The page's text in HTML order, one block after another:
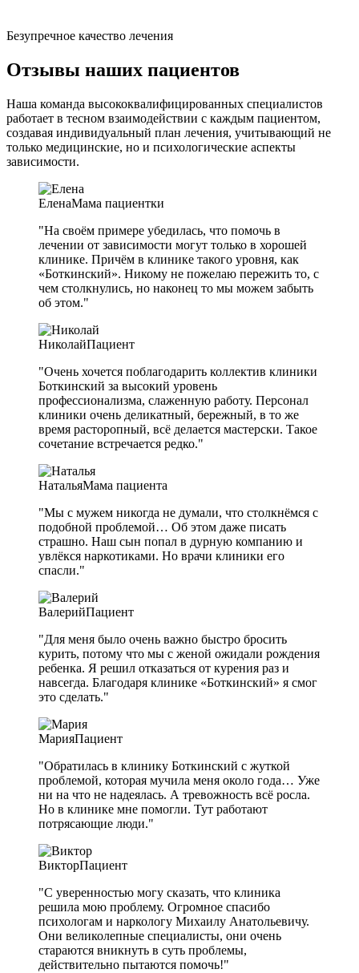
Безупречное качество лечения
Отзывы наших пациентов
Наша команда высококвалифицированных специалистов
работает в тесном взаимодействии с каждым пациентом,
создавая индивидуальный план лечения, учитывающий не
только медицинские, но и психологические аспекты
зависимости.
ЕленаМама пациентки
"На своём примере убедилась, что помочь в
лечении от зависимости могут только в хорошей
клинике. Причём в клинике такого уровня, как
«Боткинский». Никому не пожелаю пережить то, с
чем столкнулись, но наконец то мы можем забыть
об этом."
НиколайПациент
"Очень хочется поблагодарить коллектив клиники
Боткинский за высокий уровень
профессионализма, слаженную работу. Персонал
клиники очень деликатный, бережный, в то же
время расторопный, всё делается мастерски. Такое
сочетание встречается редко."
НатальяМама пациента
"Мы с мужем никогда не думали, что столкнёмся с
подобной проблемой… Об этом даже писать
страшно. Наш сын попал в дурную компанию и
увлёкся наркотиками. Но врачи клиники его
спасли."
ВалерийПациент
"Для меня было очень важно быстро бросить
курить, потому что мы с женой ожидали рождения
ребенка. Я решил отказаться от курения раз и
навсегда. Благодаря клинике «Боткинский» я смог
это сделать."
МарияПациент
"Обратилась в клинику Боткинский с жуткой
проблемой, которая мучила меня около года… Уже
ни на что не надеялась. А тревожность всё росла.
Но в клинике мне помогли. Тут работают
потрясающие люди."
ВикторПациент
"С уверенностью могу сказать, что клиника
решила мою проблему. Огромное спасибо
психологам и наркологу Михаилу Анатольевичу.
Они великолепные специалисты, они очень
стараются вникнуть в суть проблемы,
действительно пытаются помочь!"